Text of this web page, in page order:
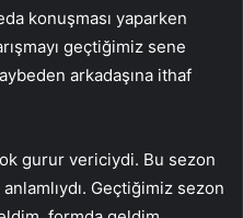
konuşması yaparken
geçtiğimiz sene
arkadaşına ithaf
gurur vericiydi. Bu sezon
Geçtiğimiz sezon